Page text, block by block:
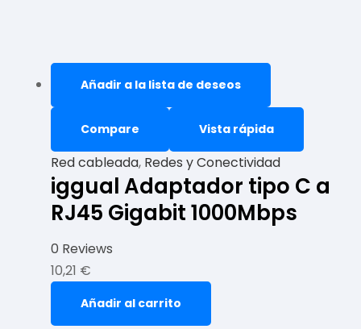
Añadir a la lista de deseos
Compare Vista rápida
Red cableada, Redes y Conectividad
iggual Adaptador tipo C a
RJ45 Gigabit 1000Mbps
0 Reviews
10,21 €
Añadir al carrito